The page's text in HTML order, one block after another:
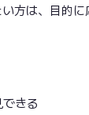
方は、目的に
きる